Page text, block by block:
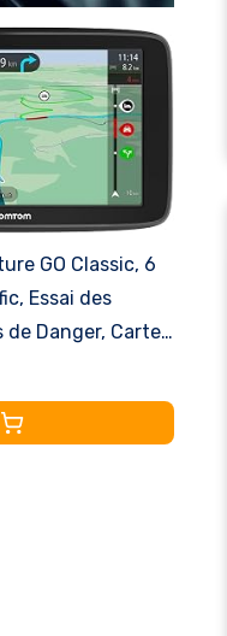
GO Classic, 6
Essai des
de Danger, Cartes
WiFi, Fixation